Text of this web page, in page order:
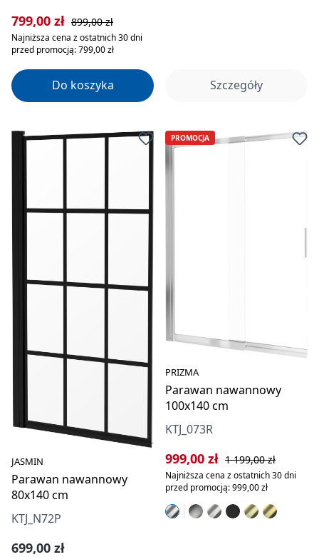
Cena sprzedaży:
799,00 zł Cena regularna:
899,00 zł
Najniższa cena z ostatnich 30 dni
przed promocją: 799,00 zł
Do koszyka Szczegóły
JASMIN
Parawan nawannowy
80x140 cm
KTJ_N72P
Cena regularna:
699,00 zł
PROMOCJA
PRIZMA
Parawan nawannowy
100x140 cm
KTJ_073R
Cena sprzedaży:
999,00 zł Cena regularna:
1 199,00 zł
Najniższa cena z ostatnich 30 dni
przed promocją: 999,00 zł